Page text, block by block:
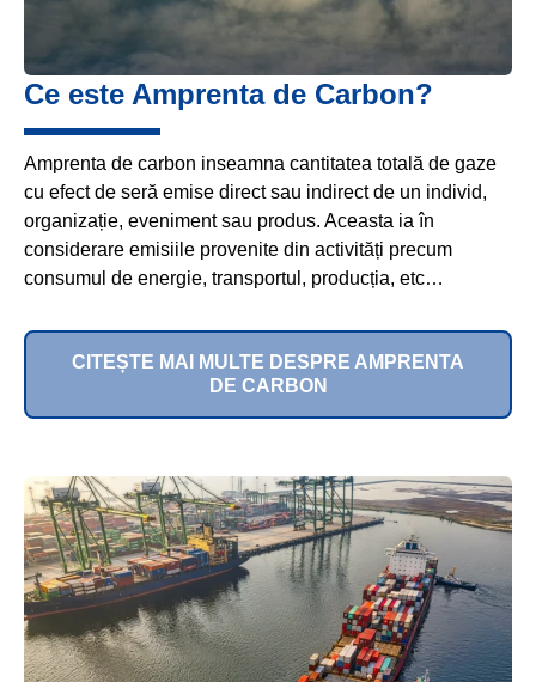
Ce este Amprenta de Carbon?
Amprenta de carbon inseamna cantitatea totală de gaze
cu efect de seră emise direct sau indirect de un individ,
organizație, eveniment sau produs. Aceasta ia în
considerare emisiile provenite din activități precum
consumul de energie, transportul, producția, etc…
CITEȘTE MAI MULTE DESPRE AMPRENTA
DE CARBON